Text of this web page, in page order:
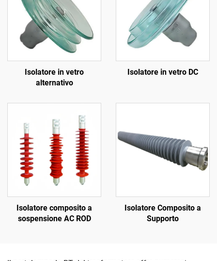
Isolatore in vetro
alternativo
Isolatore in vetro DC
Isolatore composito a
sospensione AC ROD
Isolatore Composito a
Supporto